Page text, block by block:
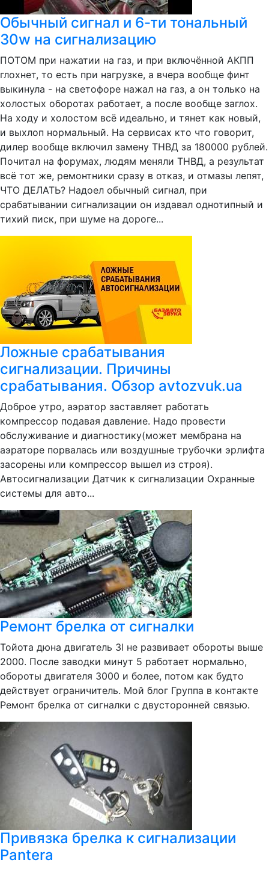
Обычный сигнал и 6-ти тональный
30w на сигнализацию
ПОТОМ при нажатии на газ, и при включённой АКПП
глохнет, то есть при нагрузке, а вчера вообще финт
выкинула - на светофоре нажал на газ, а он только на
холостых оборотах работает, а после вообще заглох.
На ходу и холостом всё идеально, и тянет как новый,
и выхлоп нормальный. На сервисах кто что говорит,
дилер вообще включил замену ТНВД за 180000 рублей.
Почитал на форумах, людям меняли ТНВД, а результат
всё тот же, ремонтники сразу в отказ, и отмазы лепят,
ЧТО ДЕЛАТЬ? Надоел обычный сигнал, при
срабатывании сигнализации он издавал однотипный и
тихий писк, при шуме на дороге...
Ложные срабатывания
сигнализации. Причины
срабатывания. Обзор avtozvuk.ua
Доброе утро, аэратор заставляет работать
компрессор подавая давление. Надо провести
обслуживание и диагностику(может мембрана на
аэраторе порвалась или воздушные трубочки эрлифта
засорены или компрессор вышел из строя).
Автосигнализации Датчик к сигнализации Охранные
системы для авто...
Ремонт брелка от сигналки
Тойота дюна двигатель 3l не развивает обороты выше
2000. После заводки минут 5 работает нормально,
обороты двигателя 3000 и более, потом как будто
действует ограничитель. Мой блог Группа в контакте
Ремонт брелка от сигналки с двусторонней связью.
Привязка брелка к сигнализации
Pantera